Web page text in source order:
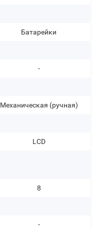
Батарейки
-
Механическая (ручная)
LCD
8
-